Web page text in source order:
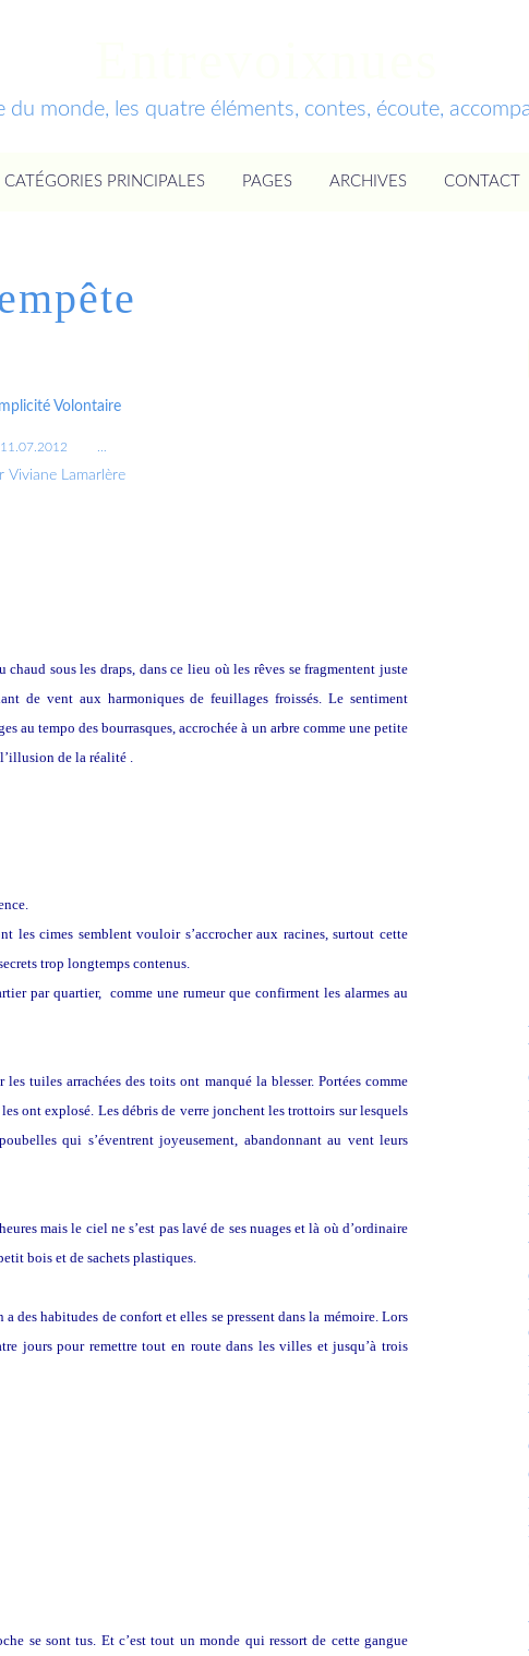
du monde, les quatre éléments, contes, écoute,
CATÉGORIES PRINCIPALES PAGES ARCHIVES CONTACT
Volontaire
11.07.2012
Viviane Lamarlère
sous les draps, dans ce lieu où les rêves se fragmentent juste
de vent aux harmoniques de feuillages froissés. Le sentiment
au tempo des bourrasques, accrochée à un arbre comme une petite
de la réalité .
les cimes semblent vouloir s’accrocher aux racines, surtout cette
trop longtemps contenus.
par quartier, comme une rumeur que confirment les alarmes au
tuiles arrachées des toits ont manqué la blesser. Portées comme
ont explosé. Les débris de verre jonchent les trottoirs sur lesquels
qui s’éventrent joyeusement, abandonnant au vent leurs
mais le ciel ne s’est pas lavé de ses nuages et là où d’ordinaire
bois et de sachets plastiques.
des habitudes de confort et elles se pressent dans la mémoire. Lors
jours pour remettre tout en route dans les villes et jusqu’à trois
se sont tus. Et c’est tout un monde qui ressort de cette gangue